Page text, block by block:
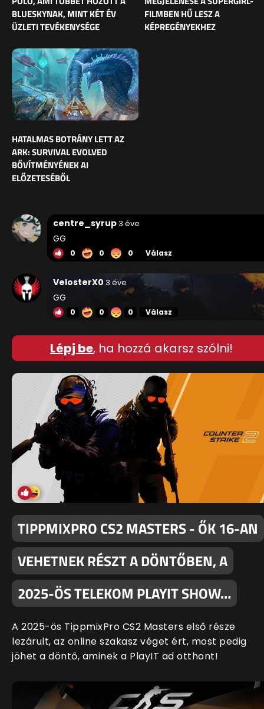
BLUESKYNAK, MINT KÉT ÉV
ÜZLETI TEVÉKENYSÉGE
FILMBEN HŰ LESZ A
KÉPREGÉNYEKHEZ
HATALMAS BOTRÁNY LETT AZ
ARK: SURVIVAL EVOLVED
BŐVÍTMÉNYÉNEK AI
ELŐZETESÉBŐL
centre_syrup3 éve
GG
0 0 0 Válasz
VelosterX0 3 éve
GG
0 0 0 Válasz
Lépj be, ha hozzá akarsz szólni!
TIPPMIXPRO CS2 MASTERS - ŐK 16-AN
VEHETNEK RÉSZT A DÖNTŐBEN, A
2025-ÖS TELEKOM PLAYIT SHOW…
A 2025-ös TippmixPro CS2 Masters első része
lezárult, az online szakasz véget ért, most pedig
jöhet a döntő, aminek a PlayIT ad otthont!